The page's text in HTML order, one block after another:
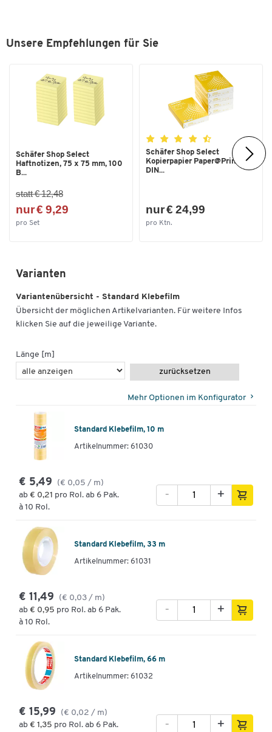
Unsere Empfehlungen für Sie
Schäfer Shop Select
Haftnotizen, 75 x 75 mm, 100
B...
statt € 12,48
nur € 9,29
pro Set
Schäfer Shop Select
Kopierpapier Paper@Print,
DIN...
nur € 24,99
pro Ktn.
Varianten
Variantenübersicht - Standard Klebefilm
Übersicht der möglichen Artikelvarianten. Für weitere Infos
klicken Sie auf die jeweilige Variante.
Länge [m]
zurücksetzen
Mehr Optionen im Konfigurator
Standard Klebefilm, 10 m
Artikelnummer: 61030
€ 5,49
(€ 0,05 / m)
ab € 0,21 pro Rol. ab 6 Pak.
à 10 Rol.
+
-
Standard Klebefilm, 33 m
Artikelnummer: 61031
€ 11,49
(€ 0,03 / m)
ab € 0,95 pro Rol. ab 6 Pak.
à 10 Rol.
+
-
Standard Klebefilm, 66 m
Artikelnummer: 61032
€ 15,99
(€ 0,02 / m)
ab € 1,35 pro Rol. ab 6 Pak.
+
-
Zum Zoomen doppeltippen